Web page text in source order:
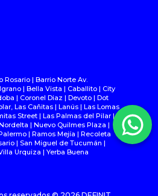
Rosario | Barrio Norte Av.
| Bella Vista | Caballito | City
| Coronel Diaz | Devoto | Dot
Las Cañitas | Lanús | Las Lomas
Street | Las Palmas del Pilar |
| Nuevo Quilmes Plaza |
| Ramos Mejía | Recoleta
| San Miguel de Tucumán |
Urquiza | Yerba Buena